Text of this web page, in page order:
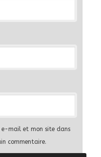
e-mail et mon site dans
commentaire.